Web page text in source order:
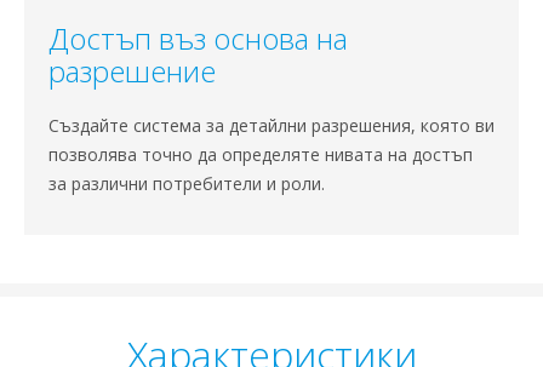
Достъп въз основа на
разрешение
Създайте система за детайлни разрешения, която ви
позволява точно да определяте нивата на достъп
за различни потребители и роли.
Характеристики